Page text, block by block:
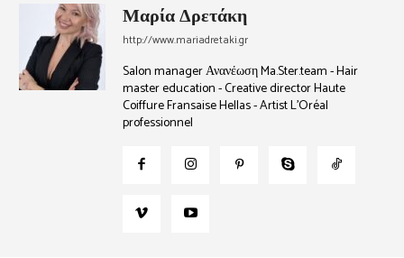
Μαρία Δρετάκη
http://www.mariadretaki.gr
Salon manager Ανανέωση Ma.Ster.team - Hair
master education - Creative director Haute
Coiffure Fransaise Hellas - Artist L’Oréal
professionnel